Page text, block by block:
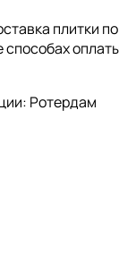
плитки
способах
Ротердам